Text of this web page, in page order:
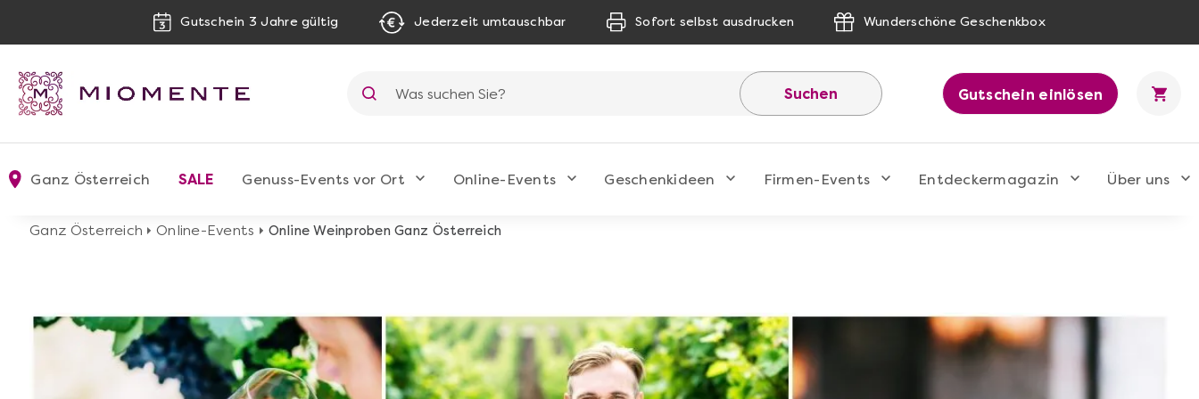
Gutschein 3 Jahre gültig Jederzeit umtauschbar Sofort selbst ausdrucken Wunderschöne Geschenkbox
Suchen Gutschein einlösen
Ganz Österreich SALE Genuss-Events vor Ort Online-Events Geschenkideen Firmen-Events Entdeckermagazin Über uns
Ganz Österreich Online-Events Online Weinproben Ganz Österreich